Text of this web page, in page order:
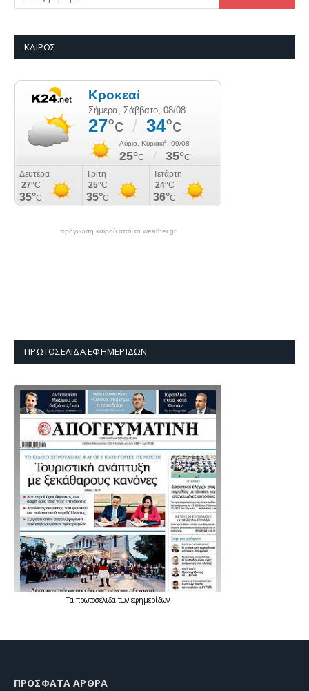
ΚΑΙΡΌΣ
πρόγνωση καιρού από το weather.gr
ΠΡΩΤΟΣΈΛΙΔΑ ΕΦΗΜΕΡΊΔΩΝ
Τα πρωτοσέλιδατων εφημερίδων
ΠΡΌΣΦΑΤΑ ΆΡΘΡΑ